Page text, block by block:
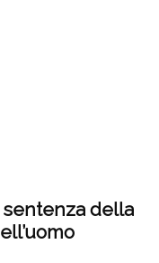
della